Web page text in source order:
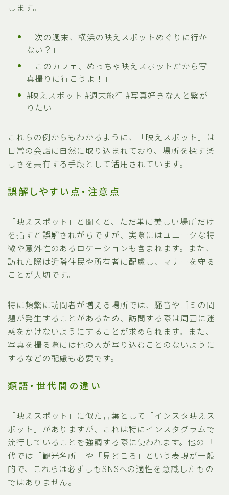
します。
「次の週末、横浜の映えスポットめぐりに行か
ない？」
「このカフェ、めっちゃ映えスポットだから写
真撮りに行こうよ！」
#映えスポット #週末旅行 #写真好きな人と繋が
りたい
これらの例からもわかるように、「映えスポット」は
日常の会話に自然に取り込まれており、場所を探す楽
しさを共有する手段として活用されています。
誤解しやすい点・注意点
「映えスポット」と聞くと、ただ単に美しい場所だけ
を指すと誤解されがちですが、実際にはユニークな特
徴や意外性のあるロケーションも含まれます。また、
訪れた際は近隣住民や所有者に配慮し、マナーを守る
ことが大切です。
特に頻繁に訪問者が増える場所では、騒音やゴミの問
題が発生することがあるため、訪問する際は周囲に迷
惑をかけないようにすることが求められます。また、
写真を撮る際には他の人が写り込むことのないように
するなどの配慮も必要です。
類語・世代間の違い
「映えスポット」に似た言葉として「インスタ映えス
ポット」がありますが、これは特にインスタグラムで
流行していることを強調する際に使われます。他の世
代では「観光名所」や「見どころ」という表現が一般
的で、これらは必ずしもSNSへの適性を意識したもの
ではありません。